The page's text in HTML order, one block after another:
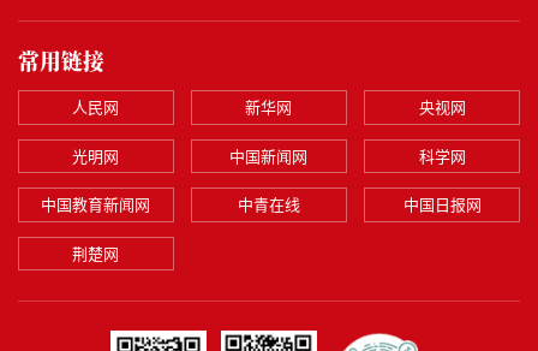
常用链接
人民网 新华网 央视网
光明网 中国新闻网 科学网
中国教育新闻网 中青在线 中国日报网
荆楚网